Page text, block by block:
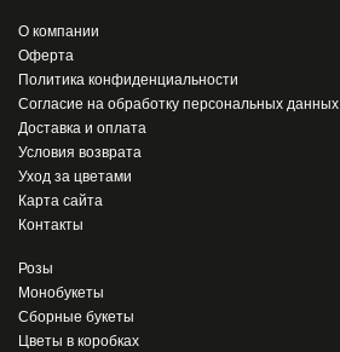
О компании
Оферта
Политика конфиденциальности
Согласие на обработку персональных данных
Доставка и оплата
Условия возврата
Уход за цветами
Карта сайта
Контакты
Розы
Монобукеты
Сборные букеты
Цветы в коробках